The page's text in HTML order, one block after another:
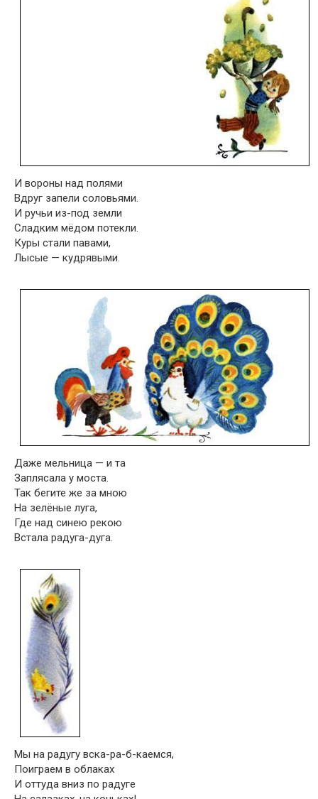
И вороны над полями
Вдруг запели соловьями.
И ручьи из-под земли
Сладким мёдом потекли.
Куры стали павами,
Лысые — кудрявыми.
Даже мельница — и та
Заплясала у моста.
Так бегите же за мною
На зелёные луга,
Где над синею рекою
Встала радуга-дуга.
Мы на радугу вска-ра-б-каемся,
Поиграем в облаках
И оттуда вниз по радуге